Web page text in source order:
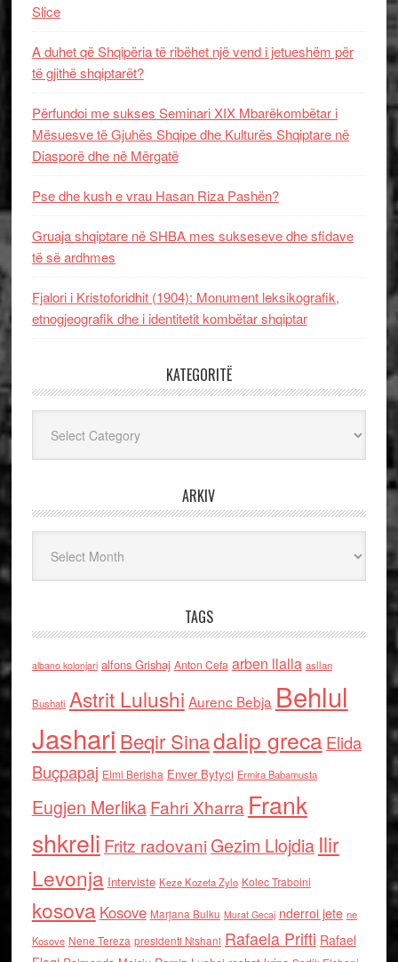
Slice
A duhet që Shqipëria të ribëhet një vend i jetueshëm për
të gjithë shqiptarët?
Përfundoi me sukses Seminari XIX Mbarëkombëtar i
Mësuesve të Gjuhës Shqipe dhe Kulturës Shqiptare në
Diasporë dhe në Mërgatë
Pse dhe kush e vrau Hasan Riza Pashën?
Gruaja shqiptare në SHBA mes sukseseve dhe sfidave
të së ardhmes
Fjalori i Kristoforidhit (1904): Monument leksikografik,
etnogjeografik dhe i identitetit kombëtar shqiptar
KATEGORITË
ARKIV
TAGS
albano kolonjari alfons Grishaj Anton Cefa arben llalla asllan
Bushati Astrit Lulushi Aurenc Bebja Behlul
Jashari Beqir Sinadalip grecaElida
Buçpapaj Elmi Berisha Enver Bytyci Ermira Babamusta
Eugjen MerlikaFahri Xharra Frank
shkreli Fritz radovaniGezim Llojdia Ilir
Levonja Interviste Keze Kozeta Zylo Kolec Traboini
kosova Kosove Marjana Bulku Murat Gecaj nderroi jete ne
Kosove Nene Tereza presidenti Nishani Rafaela Prifti Rafael